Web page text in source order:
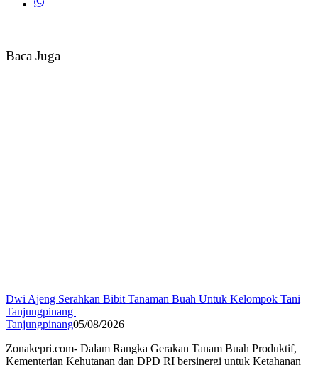
Baca Juga
Dwi Ajeng Serahkan Bibit Tanaman Buah Untuk Kelompok Tani
Tanjungpinang
Tanjungpinang05/08/2026
Zonakepri.com- Dalam Rangka Gerakan Tanam Buah Produktif,
Kementerian Kehutanan dan DPD RI bersinergi untuk Ketahanan